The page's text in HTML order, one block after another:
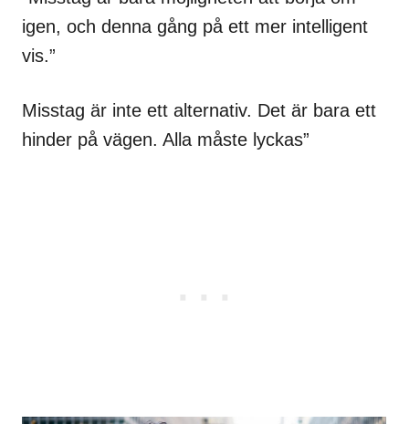
igen, och denna gång på ett mer intelligent
vis.”
Misstag är inte ett alternativ. Det är bara ett
hinder på vägen. Alla måste lyckas”